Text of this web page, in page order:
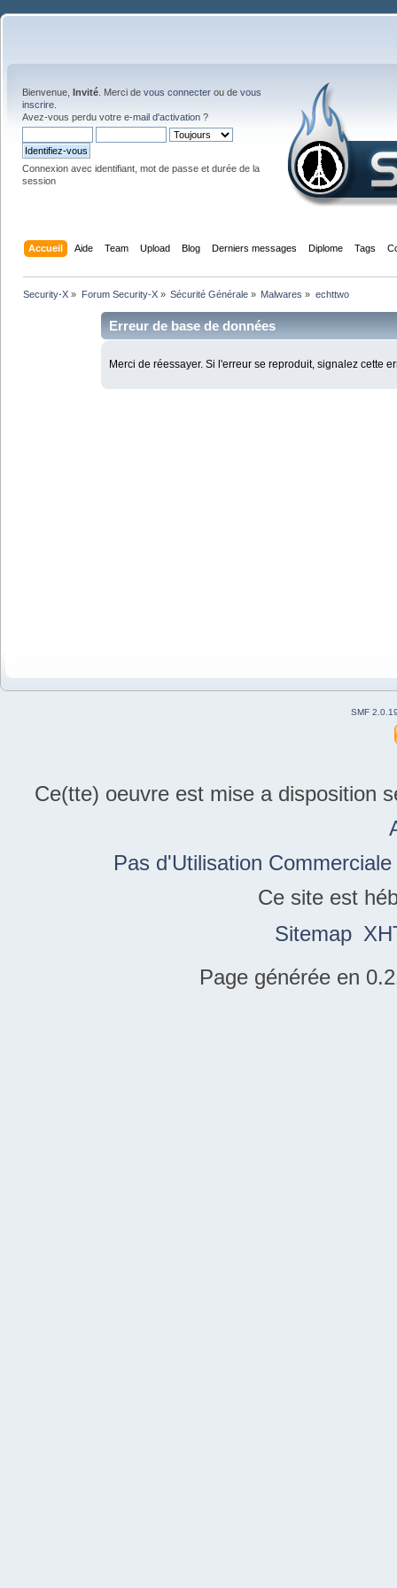
Bienvenue, Invité . Merci de vous connecter ou de vous
inscrire
Avez-vous perdu votre e-mail d'activation ?
Connexion avec identifiant, mot de passe et durée de la
session
Accueil Aide Team Upload Blog Derniers messages Diplome Tags
Security-X » Forum Security-X» Sécurité Générale» Malwares » echttwo
Erreur de base de données
Merci de réessayer. Si l'erreur se reproduit, signalez cette
SMF
Ce(tte) oeuvre est mise a disposition
Pas d'Utilisation
Ce site est
Sitemap
Page générée en